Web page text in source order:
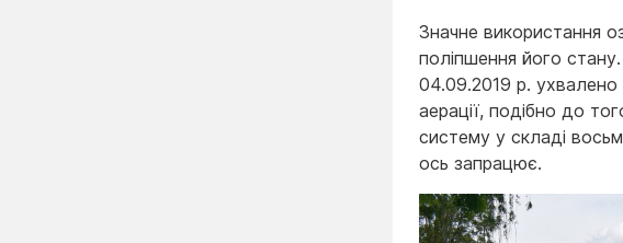
Значне використання
поліпшення його
04.09.2019 р. ухвалено
аерації, подібно до
систему у складі
ось запрацює.